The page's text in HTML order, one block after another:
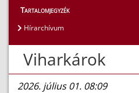
Híreink > Hírek
Tartalomjegyzék
Hírarchívum
Viharkárok
2026. július 01. 08:09